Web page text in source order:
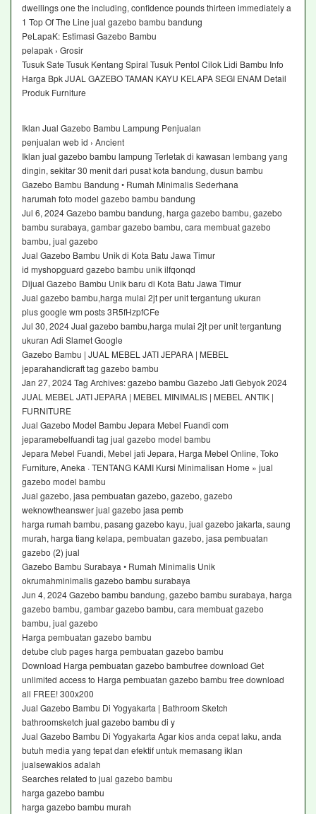
dwellings one the including, confidence pounds thirteen immediately a
1 Top Of The Line jual gazebo bambu bandung
PeLapaK: Estimasi Gazebo Bambu
pelapak › Grosir
Tusuk Sate Tusuk Kentang Spiral Tusuk Pentol Cilok Lidi Bambu Info
Harga Bpk JUAL GAZEBO TAMAN KAYU KELAPA SEGI ENAM Detail
Produk Furniture
Iklan Jual Gazebo Bambu Lampung Penjualan
penjualan web id › Ancient
Iklan jual gazebo bambu lampung Terletak di kawasan lembang yang
dingin, sekitar 30 menit dari pusat kota bandung, dusun bambu
Gazebo Bambu Bandung • Rumah Minimalis Sederhana
harumah foto model gazebo bambu bandung
Jul 6, 2024 Gazebo bambu bandung, harga gazebo bambu, gazebo
bambu surabaya, gambar gazebo bambu, cara membuat gazebo
bambu, jual gazebo
Jual Gazebo Bambu Unik di Kota Batu Jawa Timur
id myshopguard gazebo bambu unik ilfqonqd
Dijual Gazebo Bambu Unik baru di Kota Batu Jawa Timur
Jual gazebo bambu,harga mulai 2jt per unit tergantung ukuran
plus google wm posts 3R5fHzpfCFe
Jul 30, 2024 Jual gazebo bambu,harga mulai 2jt per unit tergantung
ukuran Adi Slamet Google
Gazebo Bambu | JUAL MEBEL JATI JEPARA | MEBEL
jeparahandicraft tag gazebo bambu
Jan 27, 2024 Tag Archives: gazebo bambu Gazebo Jati Gebyok 2024
JUAL MEBEL JATI JEPARA | MEBEL MINIMALIS | MEBEL ANTIK |
FURNITURE
Jual Gazebo Model Bambu Jepara Mebel Fuandi com
jeparamebelfuandi tag jual gazebo model bambu
Jepara Mebel Fuandi, Mebel jati Jepara, Harga Mebel Online, Toko
Furniture, Aneka · TENTANG KAMI Kursi Minimalisan Home » jual
gazebo model bambu
Jual gazebo, jasa pembuatan gazebo, gazebo, gazebo
weknowtheanswer jual gazebo jasa pemb
harga rumah bambu, pasang gazebo kayu, jual gazebo jakarta, saung
murah, harga tiang kelapa, pembuatan gazebo, jasa pembuatan
gazebo (2) jual
Gazebo Bambu Surabaya • Rumah Minimalis Unik
okrumahminimalis gazebo bambu surabaya
Jun 4, 2024 Gazebo bambu bandung, gazebo bambu surabaya, harga
gazebo bambu, gambar gazebo bambu, cara membuat gazebo
bambu, jual gazebo
Harga pembuatan gazebo bambu
detube club pages harga pembuatan gazebo bambu
Download Harga pembuatan gazebo bambufree download Get
unlimited access to Harga pembuatan gazebo bambu free download
all FREE! 300x200
Jual Gazebo Bambu Di Yogyakarta | Bathroom Sketch
bathroomsketch jual gazebo bambu di y
Jual Gazebo Bambu Di Yogyakarta Agar kios anda cepat laku, anda
butuh media yang tepat dan efektif untuk memasang iklan
jualsewakios adalah
Searches related to jual gazebo bambu
harga gazebo bambu
harga gazebo bambu murah